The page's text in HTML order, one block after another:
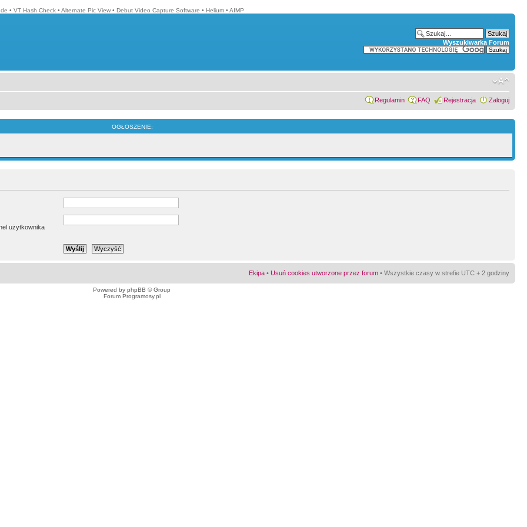
• VT Hash Check • Alternate Pic View • Debut Video Capture Software • Helium • AIMP
Wyszukiwarka Forum
Regulamin FAQ Rejestracja Zaloguj
OGŁOSZENIE:
użytkownika
Ekipa • Usuń cookies utworzone przez forum • Wszystkie czasy w strefie UTC + 2 godziny
Powered by phpBB © Group
Forum Programosy.pl